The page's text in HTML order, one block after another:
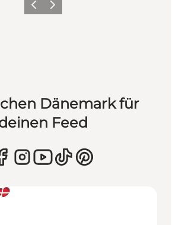
ZurückWeiter
Dänemark für
Feed